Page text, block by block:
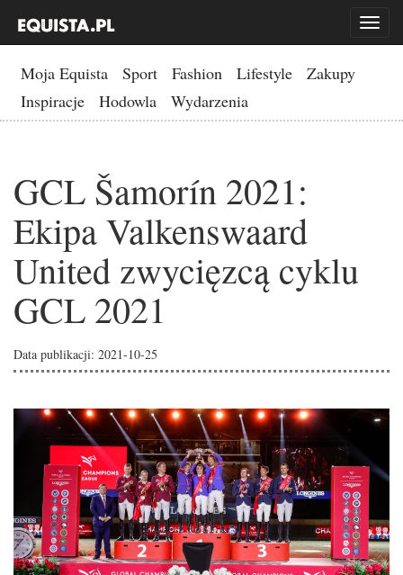
Toggle
Moja Equista Sport Fashion Lifestyle
Zakupy
Inspiracje
Hodowla Wydarzenia
GCL Šamorín 2021:
Ekipa Valkenswaard
United zwycięzcą cyklu
GCL 2021
Data publikacji: 2021-10-25